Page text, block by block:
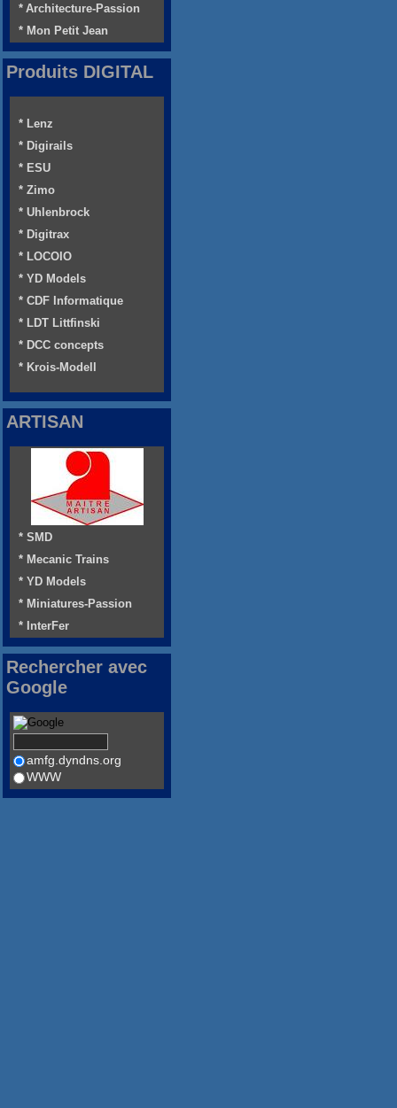
* Architecture-Passion
* Mon Petit Jean
Produits DIGITAL
* Lenz
* Digirails
* ESU
* Zimo
* Uhlenbrock
* Digitrax
* LOCOIO
* YD Models
* CDF Informatique
* LDT Littfinski
* DCC concepts
* Krois-Modell
ARTISAN
* SMD
* Mecanic Trains
* YD Models
* Miniatures-Passion
* InterFer
Rechercher avec
Google
amfg.dyndns.org
WWW